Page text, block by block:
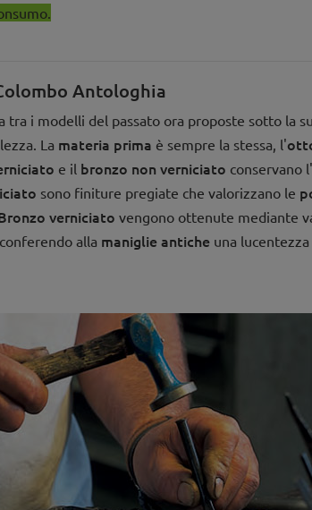
Antologhia
tra i modelli del passato ora proposte sotto la
La materia prima è sempre la stessa, l'
e il bronzo non verniciato conservano
sono finiture pregiate che valorizzano le
verniciato vengono ottenute mediante
conferendo alla maniglie antiche una